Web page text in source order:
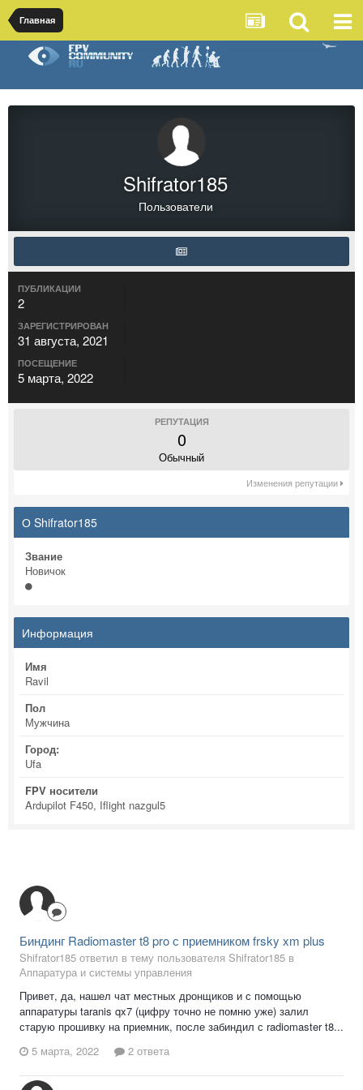
Главная
Shifrator185
Пользователи
ПУБЛИКАЦИИ
2
ЗАРЕГИСТРИРОВАН
31 августа, 2021
ПОСЕЩЕНИЕ
5 марта, 2022
РЕПУТАЦИЯ
0
Обычный
Изменения репутации
О Shifrator185
Звание
Новичок
Информация
Имя
Ravil
Пол
Мужчина
Город:
Ufa
FPV носители
Ardupilot F450, Iflight nazgul5
Биндинг Radiomaster t8 pro с приемником frsky xm plus
Shifrator185 ответил в тему пользователя Shifrator185 в
Аппаратура и системы управления
Привет, да, нашел чат местных дронщиков и с помощью
аппаратуры taranis qx7 (цифру точно не помню уже) залил
старую прошивку на приемник, после забиндил с radiomaster t8...
5 марта, 2022
2 ответа